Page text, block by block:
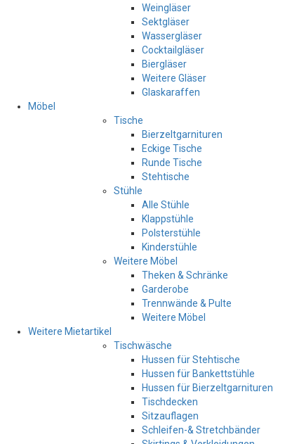
Weingläser
Sektgläser
Wassergläser
Cocktailgläser
Biergläser
Weitere Gläser
Glaskaraffen
Möbel
Tische
Bierzeltgarnituren
Eckige Tische
Runde Tische
Stehtische
Stühle
Alle Stühle
Klappstühle
Polsterstühle
Kinderstühle
Weitere Möbel
Theken & Schränke
Garderobe
Trennwände & Pulte
Weitere Möbel
Weitere Mietartikel
Tischwäsche
Hussen für Stehtische
Hussen für Bankettstühle
Hussen für Bierzeltgarnituren
Tischdecken
Sitzauflagen
Schleifen-& Stretchbänder